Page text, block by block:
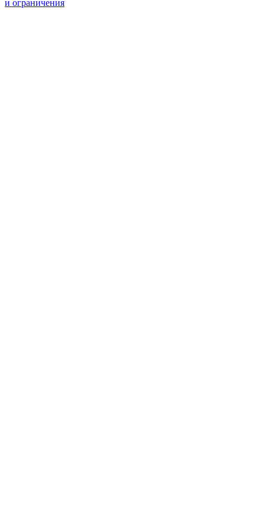
и ограничения